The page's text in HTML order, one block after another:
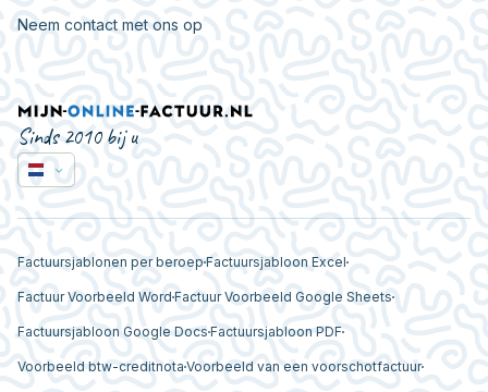
Neem contact met ons op
Sinds 2010 bij u
Factuursjablonen per beroep Factuursjabloon Excel
Factuur Voorbeeld Word Factuur Voorbeeld Google Sheets
Factuursjabloon Google Docs Factuursjabloon PDF
Voorbeeld btw-creditnota Voorbeeld van een voorschotfactuur